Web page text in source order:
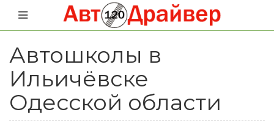
Автошколы в
Ильичёвске
Одесской области